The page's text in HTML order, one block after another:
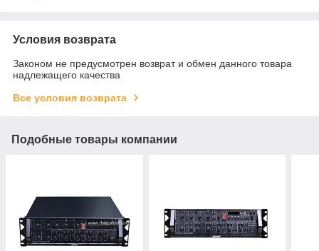
Условия возврата
Законом не предусмотрен возврат и обмен данного товара
надлежащего качества
Все условия возврата
Подобные товары компании